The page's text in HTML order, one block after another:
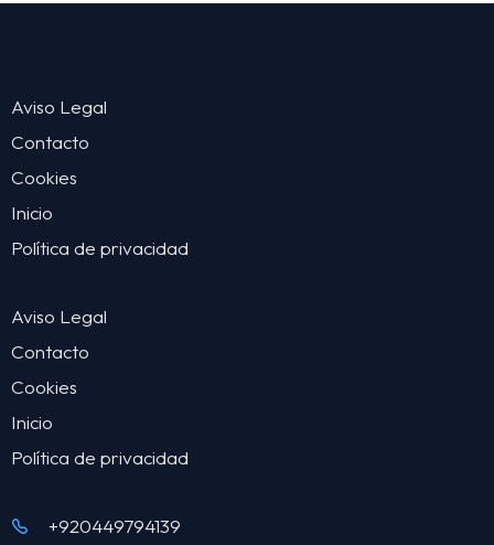
Aviso Legal
Contacto
Cookies
Inicio
Política de privacidad
Aviso Legal
Contacto
Cookies
Inicio
Política de privacidad
+920449794139